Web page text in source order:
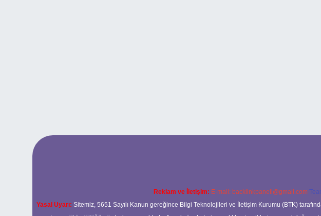
Reklam ve İletişim: E-mail: backlinkpaneli@gmail.com
Yasal Uyarı: Sitemiz, 5651 Sayılı Kanun gereğince Bilgi Teknolojileri ve İletişim Kurumu (BTK)